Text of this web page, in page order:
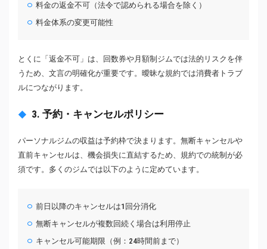
料金の返金不可（法令で認められる場合を除く）
料金体系の変更可能性
とくに「返金不可」は、回数券や月額制ジムでは法的リスクを伴
うため、文言の明確化が重要です。曖昧な規約では消費者トラブ
ルにつながります。
3. 予約・キャンセルポリシー
パーソナルジムの収益は予約枠で決まります。無断キャンセルや
直前キャンセルは、機会損失に直結するため、規約での統制が必
須です。多くのジムでは以下のように定めています。
前日以降のキャンセルは1回分消化
無断キャンセルが複数回続く場合は利用停止
キャンセル可能期限（例：24時間前まで）